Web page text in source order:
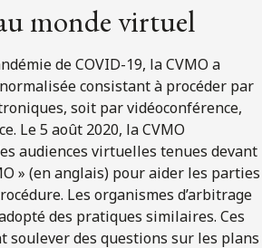
monde virtuel
de COVID-19, la CVMO a
consistant à procéder par
soit par vidéoconférence,
Le 5 août 2020, la CVMO
audiences virtuelles tenues devant
» (en anglais) pour aider les parties
Les organismes d’arbitrage
des pratiques similaires. Ces
soulever des questions sur les plans